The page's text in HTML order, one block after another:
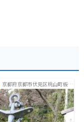
京都府京都市伏見区桃山町板倉
周防３２